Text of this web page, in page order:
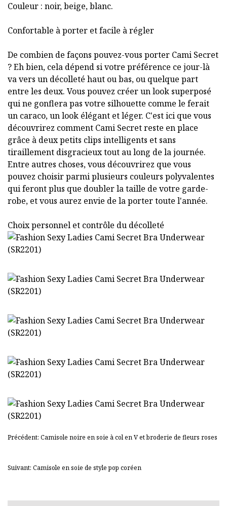
Couleur : noir, beige, blanc.
Confortable à porter et facile à régler
De combien de façons pouvez-vous porter Cami Secret
? Eh bien, cela dépend si votre préférence ce jour-là
va vers un décolleté haut ou bas, ou quelque part
entre les deux. Vous pouvez créer un look superposé
qui ne gonflera pas votre silhouette comme le ferait
un caraco, un look élégant et léger. C'est ici que vous
découvrirez comment Cami Secret reste en place
grâce à deux petits clips intelligents et sans
tiraillement disgracieux tout au long de la journée.
Entre autres choses, vous découvrirez que vous
pouvez choisir parmi plusieurs couleurs polyvalentes
qui feront plus que doubler la taille de votre garde-
robe, et vous aurez envie de la porter toute l'année.
Choix personnel et contrôle du décolleté
Précédent: Camisole noire en soie à col en V et broderie de fleurs roses
Suivant: Camisole en soie de style pop coréen